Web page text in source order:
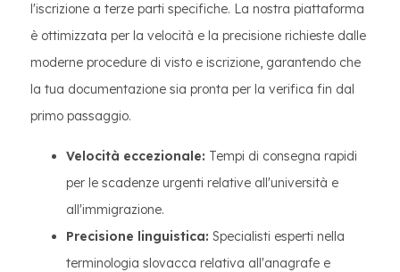
l'iscrizione a terze parti specifiche. La nostra piattaforma
è ottimizzata per la velocità e la precisione richieste dalle
moderne procedure di visto e iscrizione, garantendo che
la tua documentazione sia pronta per la verifica fin dal
primo passaggio.
Velocità eccezionale: Tempi di consegna rapidi
per le scadenze urgenti relative all'università e
all'immigrazione.
Precisione linguistica: Specialisti esperti nella
terminologia slovacca relativa all'anagrafe e